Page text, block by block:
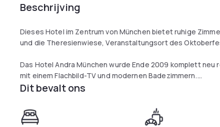
Beschrijving
Dieses Hotel im Zentrum von München bietet ruhige
und die Theresienwiese, Veranstaltungsort des
Das Hotel Andra München wurde Ende 2009 komplett
mit einem Flachbild-TV und modernen Badezimmern.
Ihre Speisen und Getränke können Sie auch auf der
Dit bevalt ons